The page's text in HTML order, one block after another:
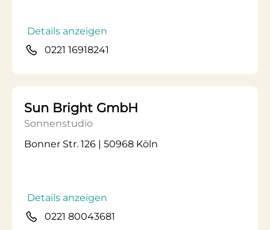
Details anzeigen
0221 16918241
Sun Bright GmbH
Sonnenstudio
Bonner Str. 126 | 50968 Köln
Details anzeigen
0221 80043681